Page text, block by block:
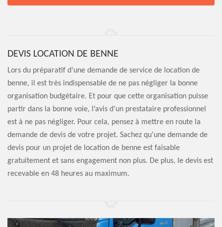
DEVIS LOCATION DE BENNE
Lors du préparatif d’une demande de service de location de
benne, il est très indispensable de ne pas négliger la bonne
organisation budgétaire. Et pour que cette organisation puisse
partir dans la bonne voie, l’avis d’un prestataire professionnel
est à ne pas négliger. Pour cela, pensez à mettre en route la
demande de devis de votre projet. Sachez qu’une demande de
devis pour un projet de location de benne est faisable
gratuitement et sans engagement non plus. De plus, le devis est
recevable en 48 heures au maximum.